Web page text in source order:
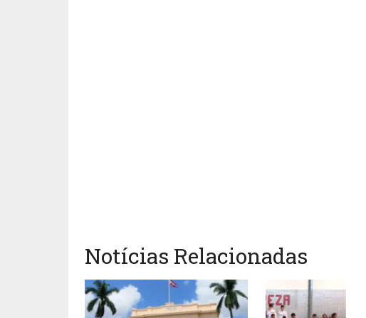
Notícias Relacionadas